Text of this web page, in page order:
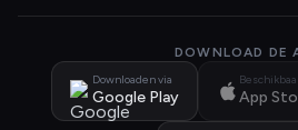
DOWNLOAD DE
Downloaden via
Google Play App